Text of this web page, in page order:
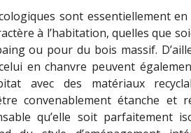
sont essentiellement en
à l’habitation, quelles que
ou pour du bois massif.
en chanvre peuvent
avec des matériaux
convenablement étanche et
qu’elle soit parfaitement